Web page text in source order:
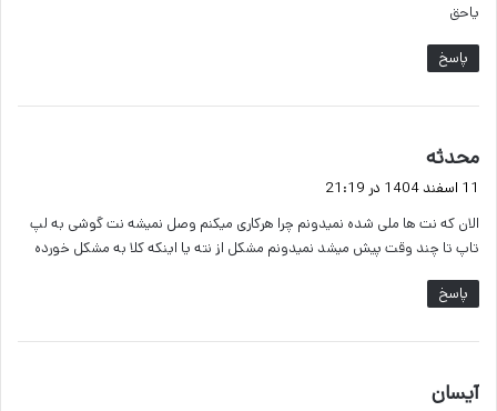
یاحق
پاسخ
محدثه
:
11 اسفند 1404 در 21:19
الان که نت ها ملی شده نمیدونم چرا هرکاری میکنم وصل نمیشه نت گوشی به لپ
تاپ تا چند وقت پیش میشد نمیدونم مشکل از نته یا اینکه کلا به مشکل خورده
پاسخ
آیسان